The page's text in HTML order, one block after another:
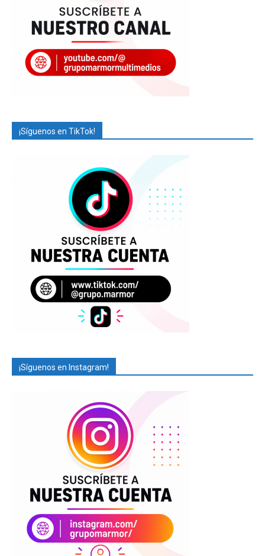
¡Síguenos en TikTok!
¡Síguenos en Instagram!